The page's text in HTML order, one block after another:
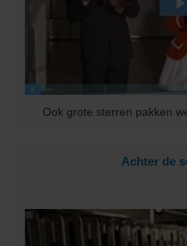
Ook grote sterren pakken
Achter de